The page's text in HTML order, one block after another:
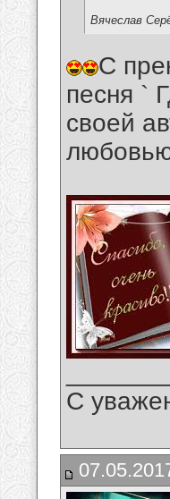
Вячеслав
С
песня `
своей
С